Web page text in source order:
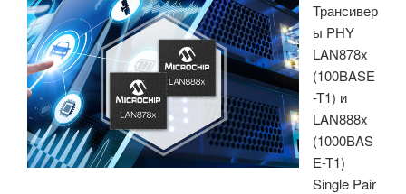
форм-
факторе
Mini-
ITX
предлагает
четыре
порта
DisplayPort,
Трансивер
ы PHY
LAN878x
(100BASE
-T1) и
LAN888x
(1000BAS
E-T1)
Single Pair